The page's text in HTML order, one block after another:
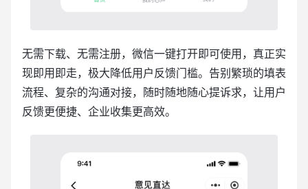
无需下载、无需注册，微信一键打开即可使用，真正实
现即用即走，极大降低用户反馈门槛。告别繁琐的填表
流程、复杂的沟通对接，随时随地随心提诉求，让用户
反馈更便捷、企业收集更高效。